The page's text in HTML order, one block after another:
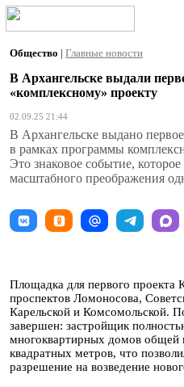
Общество | Главные новости
В Архангельске выдали
«комплексному» проекту
02.09.25 21:44
В Архангельске выдано
в рамках программы
Это знаковое событие, которое
масштабного преображения
Площадка для первого проекта
проспектов Ломоносова,
Карельской и Комсомольской.
завершен: застройщик
многоквартирных домов
квадратных метров, что
разрешение на возведение